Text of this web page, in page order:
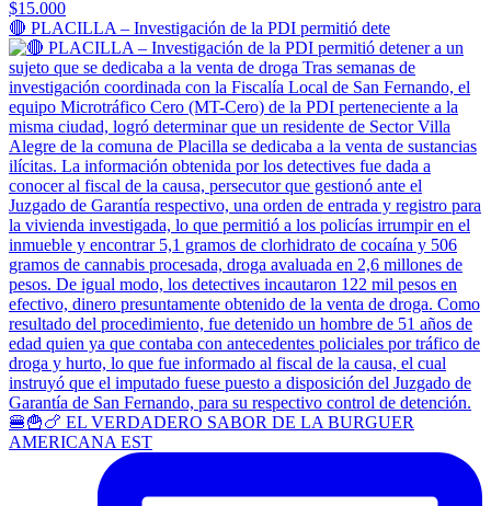
🔴 PLACILLA – Investigación de la PDI permitió dete
🍔🍟🍗 EL VERDADERO SABOR DE LA BURGUER
AMERICANA EST